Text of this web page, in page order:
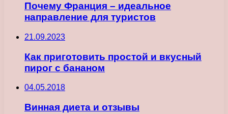
Почему Франция – идеальное
направление для туристов
21.09.2023
Как приготовить простой и вкусный
пирог с бананом
04.05.2018
Винная диета и отзывы